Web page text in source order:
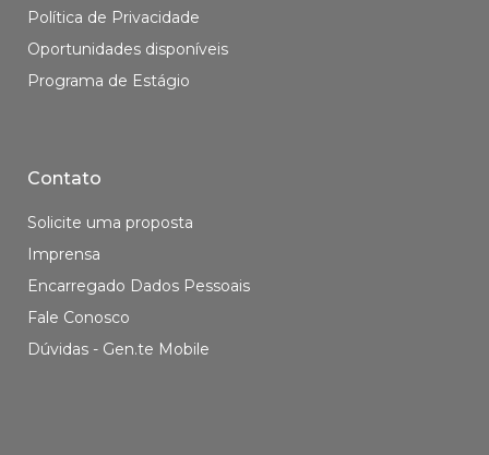
Política de Privacidade
Oportunidades disponíveis
Programa de Estágio
Contato
Solicite uma proposta
Imprensa
Encarregado Dados Pessoais
Fale Conosco
Dúvidas - Gen.te Mobile